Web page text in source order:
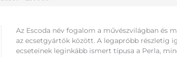
Az Escoda név fogalom a művészvilágban és
az ecsetgyártók között. A legapróbb részletig
ecseteinek leginkább ismert típusa a Perla,